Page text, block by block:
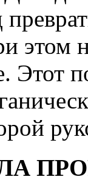
этом
Этот